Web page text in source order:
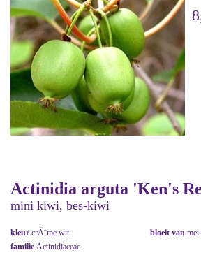
Actinidia arguta 'Ken's
mini kiwi, bes-kiwi
kleur crÃ¨me wit bloeit van mei
familie Actinidiaceae